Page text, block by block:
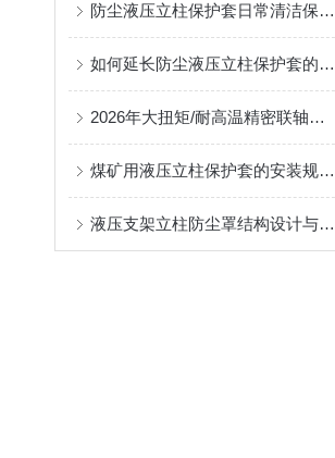
防尘液压立柱保护套日常清洁保养与更换规范
如何延长防尘液压立柱保护套的使用寿命？
2026年大扭矩/耐高温精密联轴器定制找哪家？能实现精准定制的优质厂家盘点
煤矿用液压立柱保护套的安装规范与使用寿命提升方案
液压支架立柱防尘罩结构设计与密封防护原理